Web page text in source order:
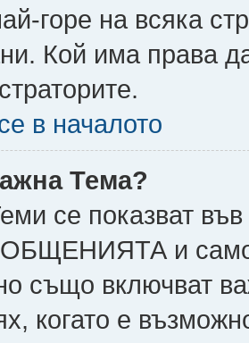
горе на всяка
Кой има
в началото
Тема?
се показват
и само
също включват
когато е